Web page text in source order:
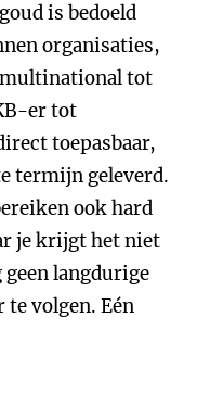
is bedoeld
organisaties,
tot
er tot
toepasbaar,
termijn geleverd.
ook hard
je krijgt het niet
langdurige
volgen. Eén